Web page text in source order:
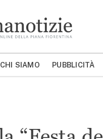
CERCA
CHI SIAMO PUBBLICITÀ